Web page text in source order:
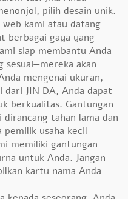
pilih desain unik.
kami atau datang
berbagai gaya yang
siap membantu Anda
sesuai—mereka akan
mengenai ukuran,
dari JIN DA, Anda dapat
berkualitas. Gantungan
tahan lama dan
pemilik usaha kecil
memiliki gantungan
untuk Anda. Jangan
kartu nama Anda